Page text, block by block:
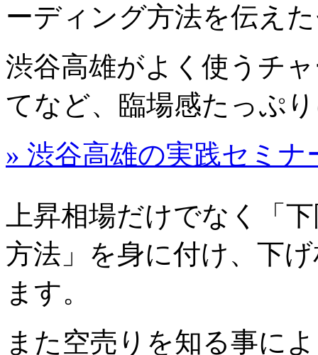
ーディング方法を伝え
渋谷高雄がよく使うチ
てなど、臨場感たっぷ
» 渋谷高雄の実践セミナ
上昇相場だけでなく「
方法」を身に付け、下
ます。
また空売りを知る事に